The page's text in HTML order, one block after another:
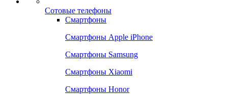
Сотовые телефоны
Смартфоны
Смартфоны Apple iPhone
Смартфоны Samsung
Смартфоны Xiaomi
Смартфоны Honor